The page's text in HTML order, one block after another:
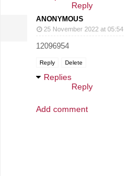
Reply
ANONYMOUS
25 November 2022 at 05:54
12096954
Reply Delete
Replies
Reply
Add comment